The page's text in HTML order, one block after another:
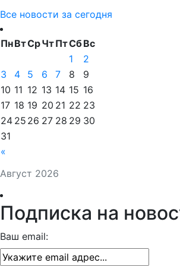
Все новости за сегодня
Август 2026
ПнВтСрЧтПтСбВс
«
1
2
3
4 5 6 7 8
9
10 11 12 13 14 15 16
17 18 19 20 21 22 23
24 25 26 27 28 29 30
31
Подписка на
Ваш email: